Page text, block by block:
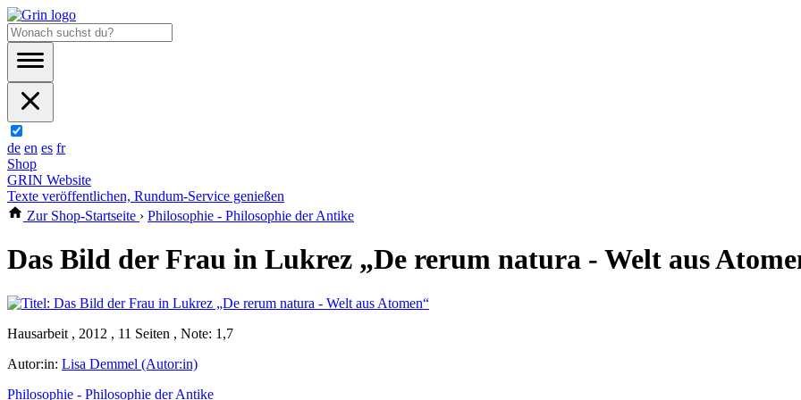
de en es fr
Shop
GRIN Website
Texte veröffentlichen, Rundum-Service genießen
Zur Shop-Startseite › Philosophie - Philosophie der Antike
Das Bild der Frau in Lukrez „De rerum natura - Welt aus
Hausarbeit , 2012 , 11 Seiten , Note: 1,7
Autor:in: Lisa Demmel (Autor:in)
Philosophie - Philosophie der Antike